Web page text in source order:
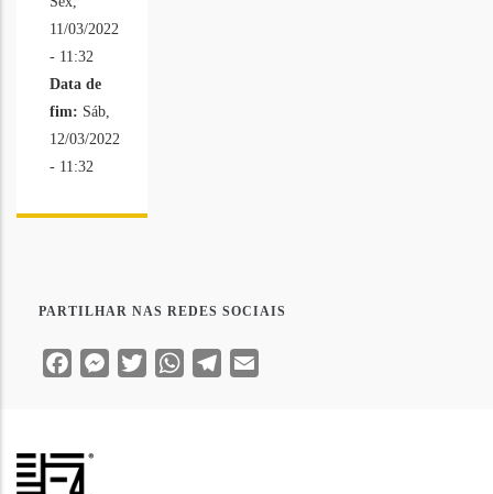
11/03/2022
- 11:32
Data de
fim: Sáb,
12/03/2022
- 11:32
PARTILHAR NAS REDES SOCIAIS
FacebookMessenger
Twitter WhatsAppTelegram